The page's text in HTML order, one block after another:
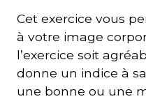
Cet exercice vous
à votre image
l’exercice soit
donne un indice à
une bonne ou une